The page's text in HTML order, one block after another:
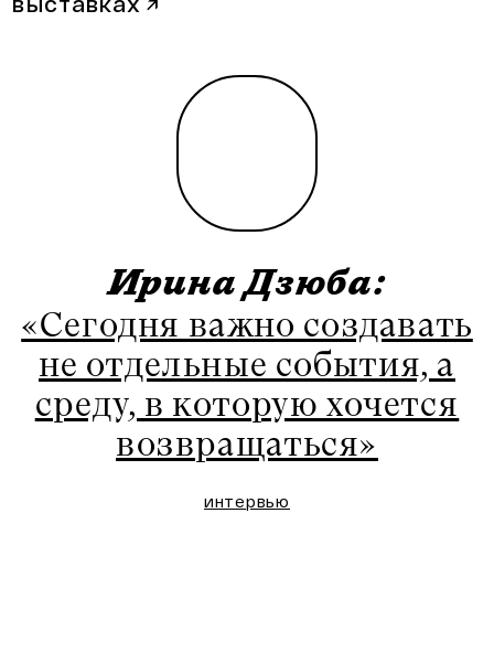
интервью
Ирина Дзюба:
«Сегодня важно создавать
не отдельные события, а
среду, в которую хочется
возвращаться»